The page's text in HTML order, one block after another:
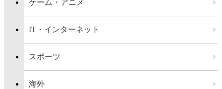
ゲーム・アニメ
IT・インターネット
スポーツ
海外